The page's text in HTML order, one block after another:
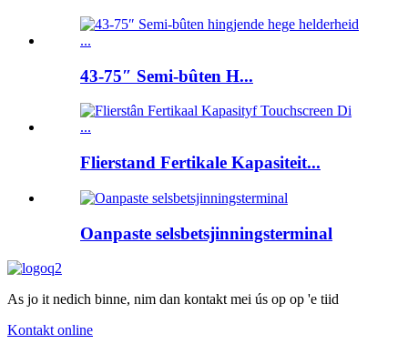
43-75″ Semi-bûten H...
Flierstand Fertikale Kapasiteit...
Oanpaste selsbetsjinningsterminal
As jo it nedich binne, nim dan kontakt mei ús op op 'e tiid
Kontakt online